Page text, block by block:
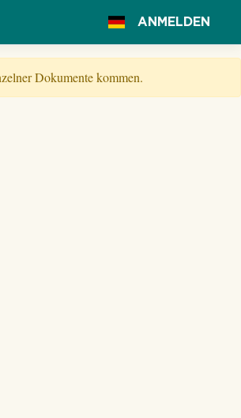
ANMELDEN
Dokumente kommen.